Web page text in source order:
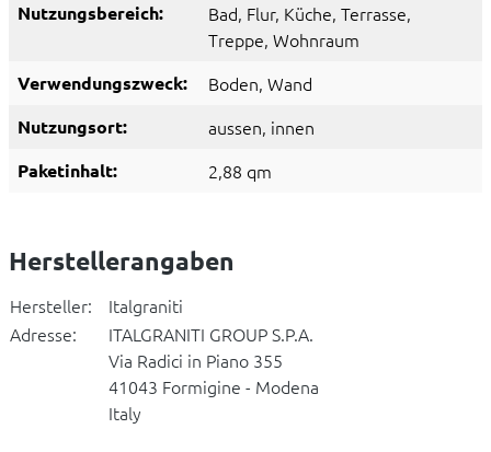
Nutzungsbereich: Bad, Flur, Küche, Terrasse,
Treppe, Wohnraum
Verwendungszweck: Boden, Wand
Nutzungsort: aussen, innen
Paketinhalt: 2,88 qm
Herstellerangaben
Hersteller:
Italgraniti
Adresse:
ITALGRANITI GROUP S.P.A.
Via Radici in Piano 355
41043 Formigine - Modena
Italy